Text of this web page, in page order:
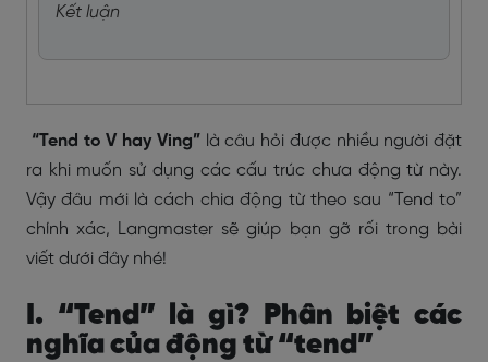
Kết luận
“Tend to V hay Ving”là câu hỏi được nhiều người đặt
ra khi muốn sử dụng các cấu trúc chưa động từ này.
Vậy đâu mới là cách chia động từ theo sau “Tend to”
chính xác, Langmaster sẽ giúp bạn gỡ rối trong bài
viết dưới đây nhé!
I. “Tend” là gì? Phân biệt các
nghĩa của động từ “tend”